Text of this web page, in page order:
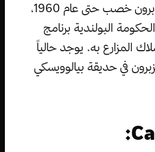
لم يتمكنوا من انتاج زوبرون خصب حتى عام 1960،
أوقفت الحكومة البولندية برنامج
المزارع به. يوجد حالياً
في حديقة بيالوويسكي